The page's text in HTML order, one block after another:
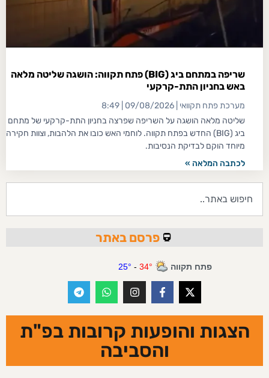
שריפה במתחם ביג (BIG) פתח תקווה: הושגה שליטה מלאה
באש בחניון התת-קרקעי
מערכת פתח תקוואי
שליטה מלאה הושגה על השריפה שפרצה בחניון התת-קרקעי של מתחם
ביג (BIG) החדש בפתח תקווה. לוחמי האש כובו את הלהבות, וצוות חקירה
מיוחד הוקם לבדיקת הנסיבות.
לכתבה המלאה »
פרסם באתר
הצגות והופעות קרובות בפ"ת
והסביבה